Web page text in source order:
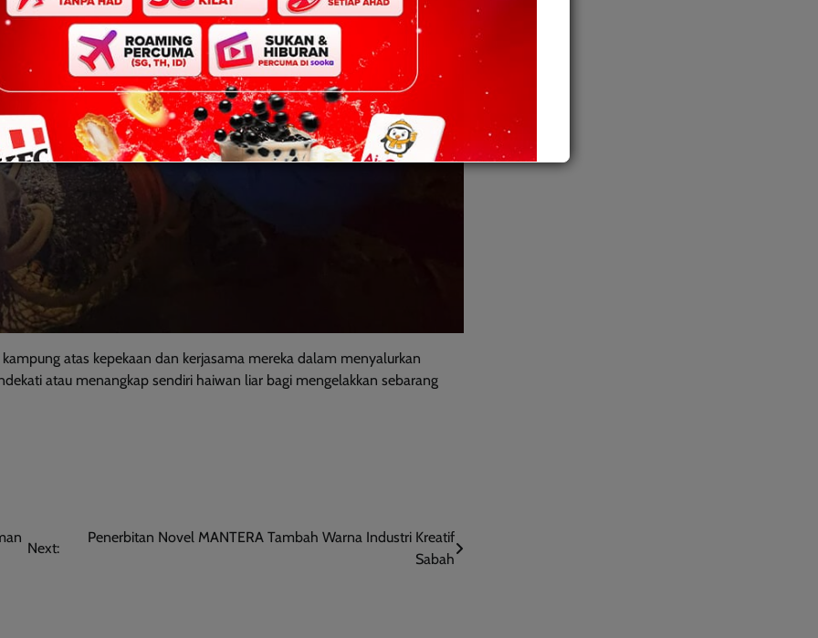
atas kepekaan dan kerjasama mereka dalam menyalurkan
atau menangkap sendiri haiwan liar bagi mengelakkan sebarang
Next:
Penerbitan Novel MANTERA Tambah Warna Industri Kreatif
Sabah